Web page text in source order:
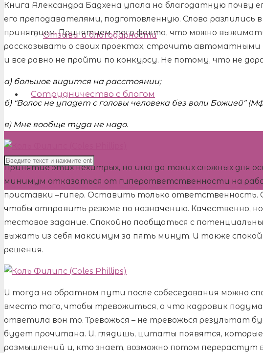
Отзывы и благодарности
Сотрудничество с блогом
Книга Александра Бадхена упала на благодатную почву
его преподавателями, подготовленную. Слова разлились
принятием. Принятием того факта, что можно
рассказывать о своих проектах, строчить
и все равно не пройти по конкурсу. Не потому, что не
а) большое видится на расстоянии;
б) “Волос не упадет с головы человека без воли Божией”
в) Мне вообще туда не надо.
Принятие этих нехитрых, но иногда таких сложных для
минимум отказаться от гиперответственности на
приставки –гипер. Оставить только
чтобы отправить резюме по назначению. Качественно,
тестовое задание. Спокойно пообщаться с
выжать из себя максимум за пять минут. И также
решения.
И тогда на обратном пути после собеседования можно
вместо того, чтобы тревожиться, а что кадровик
ответила вон то. Тревожься – не тревожься результат
будет прочитана. И, глядишь, цитаты появятся,
размышлений и, кто знает, возможно потом перерастут